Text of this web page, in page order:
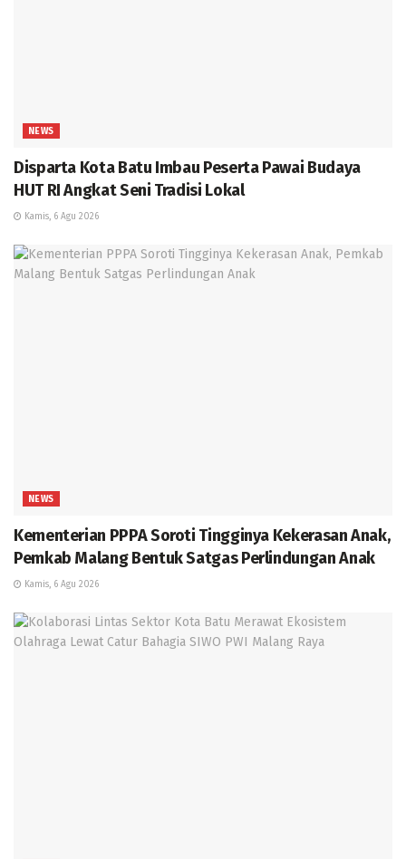
NEWS
Disparta Kota Batu Imbau Peserta Pawai Budaya
HUT RI Angkat Seni Tradisi Lokal
Kamis, 6 Agu 2026
NEWS
Kementerian PPPA Soroti Tingginya Kekerasan Anak,
Pemkab Malang Bentuk Satgas Perlindungan Anak
Kamis, 6 Agu 2026